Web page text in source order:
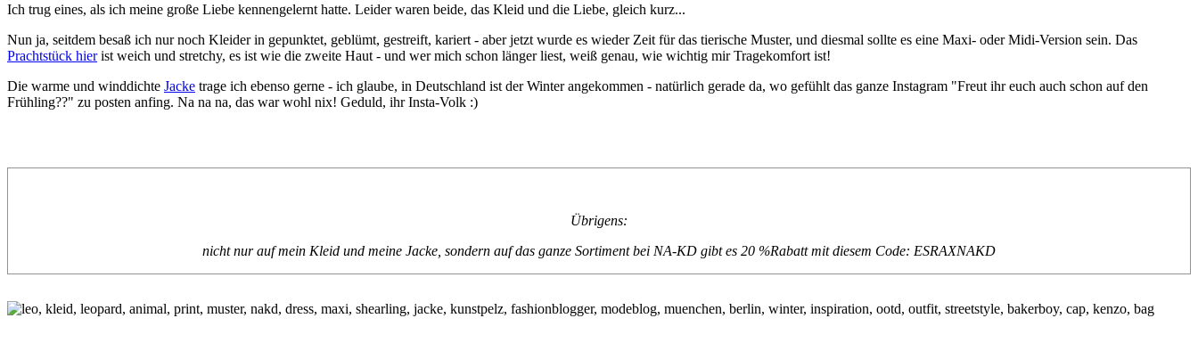
Ich trug eines, als ich meine große Liebe kennengelernt hatte. Leider waren beide, das Kleid und die Liebe, gleich kurz...
Nun ja, seitdem besaß ich nur noch Kleider in gepunktet, geblümt, gestreift, kariert - aber jetzt wurde es wieder Zeit für das tierische Muster, und diesmal sollte es eine Maxi- oder Midi-Version sein. Das
Prachtstück hierist weich und stretchy, es ist wie die zweite Haut - und wer mich schon länger liest, weiß genau, wie wichtig mir Tragekomfort ist!
Die warme und winddichte Jacke trage ich ebenso gerne - ich glaube, in Deutschland ist der Winter angekommen - natürlich gerade da, wo gefühlt das ganze Instagram "Freut ihr euch auch schon auf den
Frühling??" zu posten anfing. Na na na, das war wohl nix! Geduld, ihr Insta-Volk :)
Übrigens:
nicht nur auf mein Kleid und meine Jacke, sondern auf das ganze Sortiment bei NA-KD gibt es 20 %Rabatt mit diesem Code: ESRAXNAKD